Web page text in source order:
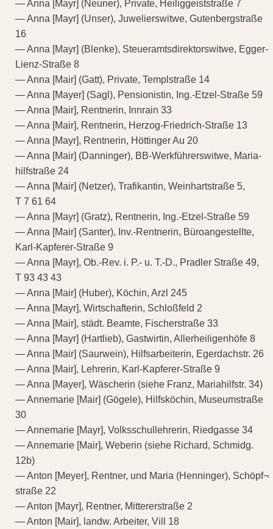
— Anna [Mayr] (Neuner), Private, Heiliggeiststraße 7
— Anna [Mayr] (Unser), Juwelierswitwe, Gutenbergstraße
16
— Anna [Mayr] (Blenke), Steueramtsdirektorswitwe, Egger-
Lienz-Straße 8
— Anna [Mair] (Gatt), Private, Templstraße 14
— Anna [Mayer] (Sagl), Pensionistin, Ing.-Etzel-Straße 59
— Anna [Mair], Rentnerin, Innrain 33
— Anna [Mair], Rentnerin, Herzog-Friedrich-Straße 13
— Anna [Mayr], Rentnerin, Höttinger Au 20
— Anna [Mair] (Danninger), BB-Werkführerswitwe, Maria-
hilfstraße 24
— Anna [Mair] (Netzer), Trafikantin, Weinhartstraße 5,
T 7 61 64
— Anna [Mayr] (Gratz), Rentnerin, Ing.-Etzel-Straße 59
— Anna [Mair] (Santer), Inv.-Rentnerin, Büroangestellte,
Karl-Kapferer-Straße 9
— Anna [Mayr], Ob.-Rev. i. P.- u. T.-D., Pradler Straße 49,
T 93 43 43
— Anna [Mair] (Huber), Köchin, Arzl 245
— Anna [Mayr], Wirtschafterin, Schloßfeld 2
— Anna [Mair], städt. Beamte, Fischerstraße 33
— Anna [Mayr] (Hartlieb), Gastwirtin, Allerheiligenhöfe 8
— Anna [Mair] (Saurwein), Hilfsarbeiterin, Egerdachstr. 26
— Anna [Mair], Lehrerin, Karl-Kapferer-Straße 9
— Anna [Mayer], Wäscherin (siehe Franz, Mariahilfstr. 34)
— Annemarie [Mair] (Gögele), Hilfsköchin, Museumstraße
30
— Annemarie [Mayr], Volksschullehrerin, Riedgasse 34
— Annemarie [Mair], Weberin (siehe Richard, Schmidg.
12b)
— Anton [Meyer], Rentner, und Maria (Henninger), Schöpf¬
straße 22
— Anton [Mayr], Rentner, Mittererstraße 2
— Anton [Mair], landw. Arbeiter, Vill 18